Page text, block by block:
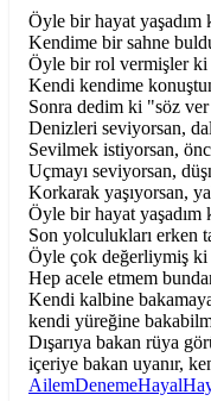
Öyle bir hayat yaşadım
Kendime bir sahne
Öyle bir rol vermişler ki
Kendi kendime
Sonra dedim ki "söz
Denizleri seviyorsan,
Sevilmek istiyorsan,
Uçmayı seviyorsan,
Korkarak yaşıyorsan,
Öyle bir hayat yaşadım
Son yolculukları erken
Öyle çok değerliymiş ki
Hep acele etmem
Kendi kalbine
kendi yüreğine
Dışarıya bakan rüya
içeriye bakan uyanır,
AilemDenemeHayal